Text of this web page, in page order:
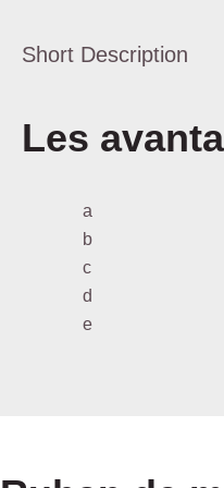
Short Description
Les
a
b
c
d
e